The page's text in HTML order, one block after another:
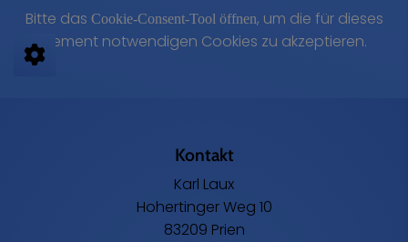
Bitte das Cookie-Consent-Tool öffnen, um die für dieses
Element notwendigen Cookies zu akzeptieren.
Footer - Kontaktdaten und Öffnungszeiten
Kontakt
Karl Laux
Hohertinger Weg 10
83209 Prien